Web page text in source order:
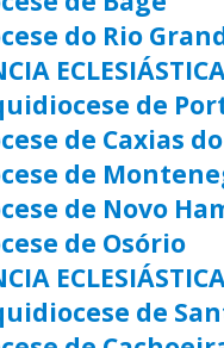
do Rio
de
de Caxias
de
de Novo
de Osório
de